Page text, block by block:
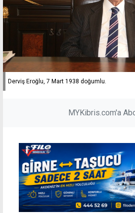
Derviş Eroğlu, 7 Mart 1938 doğumlu.
MYKibris.com'a